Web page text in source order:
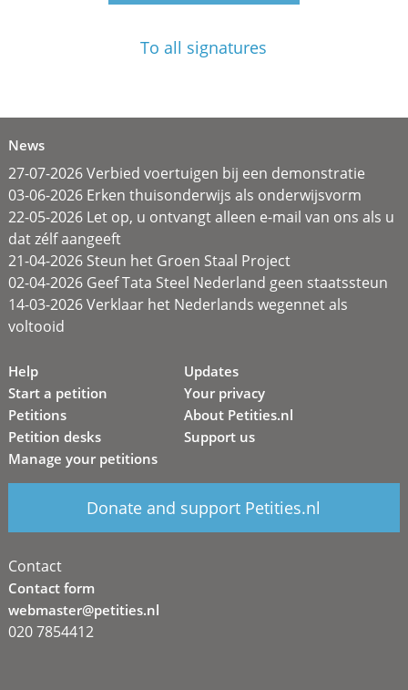
To all signatures
News
27-07-2026 Verbied voertuigen bij een demonstratie
03-06-2026 Erken thuisonderwijs als onderwijsvorm
22-05-2026 Let op, u ontvangt alleen e-mail van ons als u
dat zélf aangeeft
21-04-2026 Steun het Groen Staal Project
02-04-2026 Geef Tata Steel Nederland geen staatssteun
14-03-2026 Verklaar het Nederlands wegennet als
voltooid
Help
Start a petition
Petitions
Petition desks
Manage your petitions
Updates
Your privacy
About Petities.nl
Support us
Donate and support Petities.nl
Contact
Contact form
webmaster@petities.nl
020 7854412